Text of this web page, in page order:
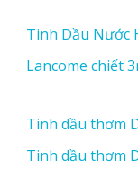
Tinh Dầu Nước
Lancome chiết
Tinh dầu thơm
Tinh dầu thơm